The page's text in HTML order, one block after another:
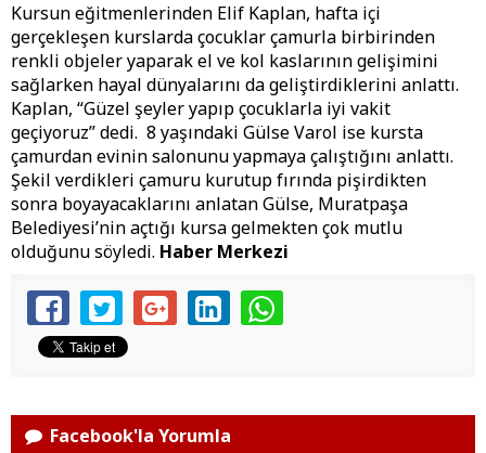
Kursun eğitmenlerinden Elif Kaplan, hafta içi
gerçekleşen kurslarda çocuklar çamurla birbirinden
renkli objeler yaparak el ve kol kaslarının gelişimini
sağlarken hayal dünyalarını da geliştirdiklerini anlattı.
Kaplan, “Güzel şeyler yapıp çocuklarla iyi vakit
geçiyoruz” dedi. 8 yaşındaki Gülse Varol ise kursta
çamurdan evinin salonunu yapmaya çalıştığını anlattı.
Şekil verdikleri çamuru kurutup fırında pişirdikten
sonra boyayacaklarını anlatan Gülse, Muratpaşa
Belediyesi’nin açtığı kursa gelmekten çok mutlu
olduğunu söyledi. Haber Merkezi
Facebook'la Yorumla